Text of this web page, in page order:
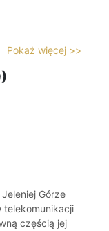
Pokaż więcej >>
Górze
telekomunikacji
częścią jej